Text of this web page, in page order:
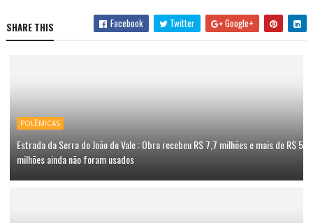
SHARE THIS Facebook Twitter Google+
POLÊMICAS
Estrada da Serra do João do Vale : Obra recebeu R$ 7,7 milhões e mais de R$ 5
milhões ainda não foram usados